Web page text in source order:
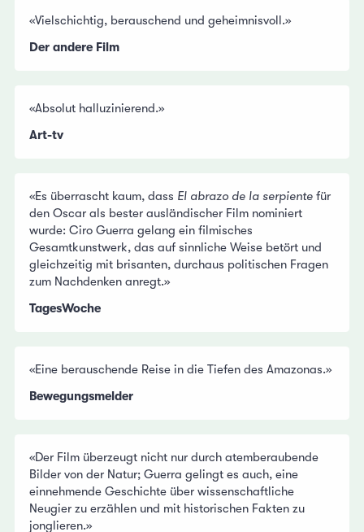
«Vielschichtig, berauschend und geheimnisvoll.»
Der andere Film
«Absolut halluzinierend.»
Art-tv
«Es überrascht kaum, dass El abrazo de la serpiente für
den Oscar als bester ausländischer Film nominiert
wurde: Ciro Guerra gelang ein filmisches
Gesamtkunstwerk, das auf sinnliche Weise betört und
gleichzeitig mit brisanten, durchaus politischen Fragen
zum Nachdenken anregt.»
TagesWoche
«Eine berauschende Reise in die Tiefen des Amazonas.»
Bewegungsmelder
«Der Film überzeugt nicht nur durch atemberaubende
Bilder von der Natur; Guerra gelingt es auch, eine
einnehmende Geschichte über wissenschaftliche
Neugier zu erzählen und mit historischen Fakten zu
jonglieren.»